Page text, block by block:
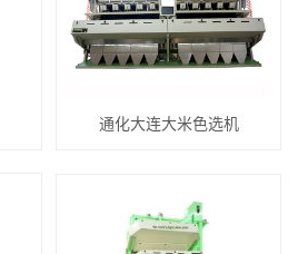
通化大连大米色选机